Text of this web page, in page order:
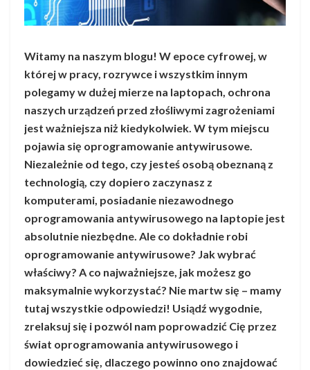
Witamy na naszym blogu! W epoce cyfrowej, w
której w pracy, rozrywce i wszystkim innym
polegamy w dużej mierze na laptopach, ochrona
naszych urządzeń przed złośliwymi zagrożeniami
jest ważniejsza niż kiedykolwiek. W tym miejscu
pojawia się oprogramowanie antywirusowe.
Niezależnie od tego, czy jesteś osobą obeznaną z
technologią, czy dopiero zaczynasz z
komputerami, posiadanie niezawodnego
oprogramowania antywirusowego na laptopie jest
absolutnie niezbędne. Ale co dokładnie robi
oprogramowanie antywirusowe? Jak wybrać
właściwy? A co najważniejsze, jak możesz go
maksymalnie wykorzystać? Nie martw się – mamy
tutaj wszystkie odpowiedzi! Usiądź wygodnie,
zrelaksuj się i pozwól nam poprowadzić Cię przez
świat oprogramowania antywirusowego i
dowiedzieć się, dlaczego powinno ono znajdować